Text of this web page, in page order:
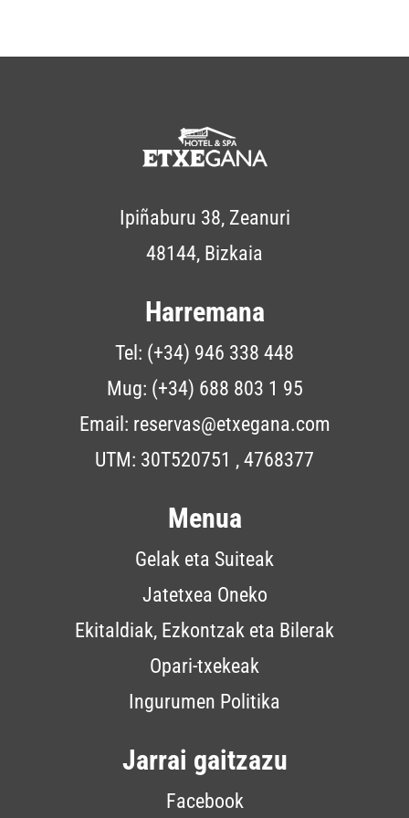
Ipiñaburu 38, Zeanuri
48144, Bizkaia
Harremana
Tel: (+34) 946 338 448
Mug: (+34) 688 803 1 95
Email: reservas@etxegana.com
UTM: 30T520751 , 4768377
Menua
Gelak eta Suiteak
Jatetxea Oneko
Ekitaldiak, Ezkontzak eta Bilerak
Opari-txekeak
Ingurumen Politika
Jarrai gaitzazu
Facebook